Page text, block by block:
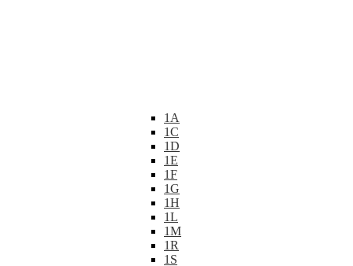
1A
1C
1D
1E
1F
1G
1H
1L
1M
1R
1S